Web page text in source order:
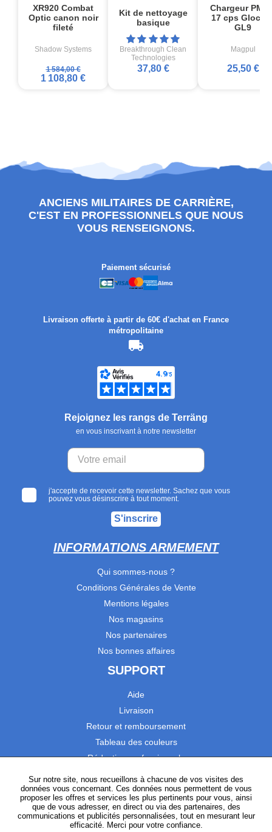
XR920 Combat
Optic canon noir
fileté
Shadow Systems
1 584,00 €
1 108,80 €
Kit de nettoyage
basique
Breakthrough Clean
Technologies
37,80 €
Chargeur
17 cps
GL9
Magpul
25,50 €
ANCIENS MILITAIRES DE CARRIÈRE,
C'EST EN PROFESSIONNELS QUE NOUS
VOUS RENSEIGNONS.
Paiement sécurisé
Livraison offerte à partir de 60€ d'achat en France
métropolitaine
Rejoignez les rangs de Terräng
en vous inscrivant à notre newsletter
j'accepte de recevoir cette newsletter. Sachez que vous
pouvez vous désinscrire à tout moment.
S'inscrire
INFORMATIONS ARMEMENT
Qui sommes-nous ?
Conditions Générales de Vente
Mentions légales
Nos magasins
Nos partenaires
Nos bonnes affaires
SUPPORT
Aide
Livraison
Retour et remboursement
Tableau des couleurs
Réduction professionnels
Satisfaction Clients
SUIVEZ-NOUS
Sur notre site, nous recueillons à chacune de vos visites des
données vous concernant. Ces données nous permettent de vous
proposer les offres et services les plus pertinents pour vous, ainsi
que de vous adresser, en direct ou via des partenaires, des
communications et publicités personnalisées, tout en mesurant leur
efficacité. Merci pour votre confiance.